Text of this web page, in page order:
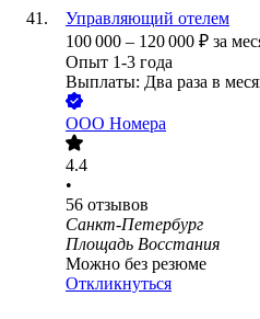
Управляющий отелем
100 000 – 120 000 ₽ за
Опыт 1-3 года
Выплаты: Два раза в
ООО Номера
4.4
•
56 отзывов
Санкт-Петербург
Площадь Восстания
Можно без резюме
Откликнуться